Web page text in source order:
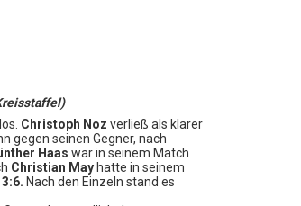
Christoph Noz verließ als klarer
gegen seinen Gegner, nach
Haas war in seinem Match
Christian May hatte in seinem
Nach den Einzeln stand es